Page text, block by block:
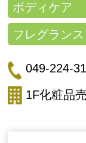
ボディケア
フレグランス
049-224-
1F化粧品